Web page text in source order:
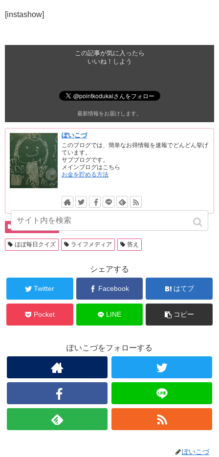
[instashow]
この記事が気に入ったら
いいね！しよう
最新情報をお届けします。
ぽいこづ
このブログでは、簡単なお得情報を速報でどんどん挙げ
ています。
サブブログです。
メインブログはこちら
お金を貯める方法
ほぼ毎日クイズ ライフメディア 答え
シェアする
Twitter Facebook はてブ
Pocket LINE コピー
ぽいこづをフォローする
ぽいこづ